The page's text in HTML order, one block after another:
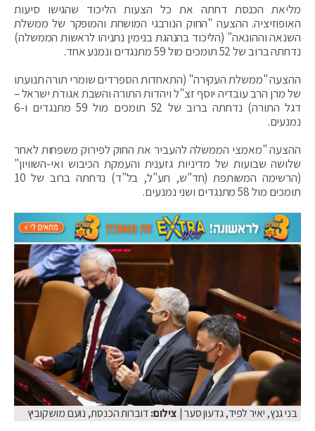
מליאת הכנסת דחתה את כל הצעות הליכוד שהגישו סיעות
האופוזיציה. ההצעה "החוק הנורבגי המושחת והמופקר של ממשלת
השנאה וההונאה" (הליכוד בהנהגת בנימין נתניהו לראשות הממשלה)
נדחתה ברוב של 52 תומכים מול 59 מתנגדים ונמנע אחד.
ההצעה "ממשלת העקירה" (התאחדות הספרדים שומרי תורה תנועתו
של מרן הרב עובדיה יוסף זצ"ל ויהדות התורה והשבת אגודת ישראל –
דגל התורה) נדחתה ברוב של 52 תומכים מול 59 מתנגדים ו-6
נמנעים.
ההצעה "מאמצי הממשלה להעביר את החוק לפירוק משפחות לאחר
שלושה שבועות של מדיניות גזענית והעמקת הכיבוש ואי-השוויון"
(הרשימה המשותפת (חד"ש, תע"ל, בל"ד) נדחתה ברוב של 10
תומכים מול 58 מתנגדים ושני נמנעים.
בני גנץ, יאיר לפיד, גדעון סער| צילום:דוברות הכנסת, נועם מושקוביץ